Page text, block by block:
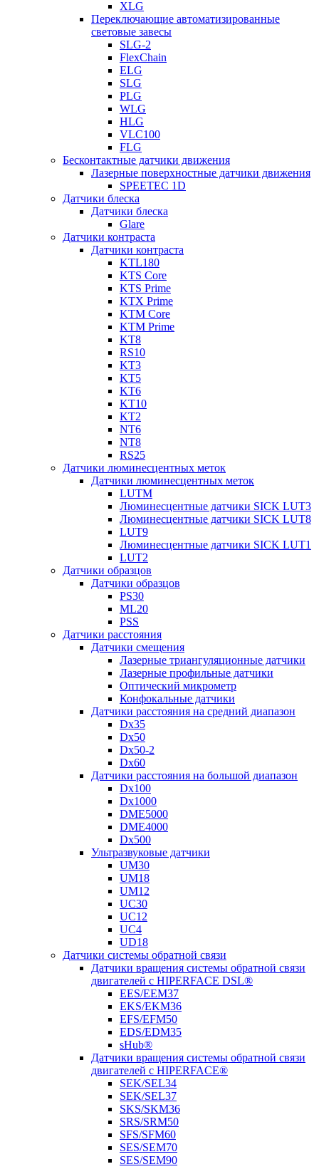
XLG
Переключающие автоматизированные
световые завесы
SLG-2
FlexChain
ELG
SLG
PLG
WLG
HLG
VLC100
FLG
Бесконтактные датчики движения
Лазерные поверхностные датчики движения
SPEETEC 1D
Датчики блеска
Датчики блеска
Glare
Датчики контраста
Датчики контраста
KTL180
KTS Core
KTS Prime
KTX Prime
KTM Core
KTM Prime
KT8
RS10
KT3
KT5
KT6
KT10
KT2
NT6
NT8
RS25
Датчики люминесцентных меток
Датчики люминесцентных меток
LUTM
Люминесцентные датчики SICK LUT3
Люминесцентные датчики SICK LUT8
LUT9
Люминесцентные датчики SICK LUT1
LUT2
Датчики образцов
Датчики образцов
PS30
ML20
PSS
Датчики расстояния
Датчики смещения
Лазерные триангуляционные датчики
Лазерные профильные датчики
Оптический микрометр
Конфокальные датчики
Датчики расстояния на средний диапазон
Dx35
Dx50
Dx50-2
Dx60
Датчики расстояния на большой диапазон
Dx100
Dx1000
DME5000
DME4000
Dx500
Ультразвуковые датчики
UM30
UM18
UM12
UC30
UC12
UC4
UD18
Датчики системы обратной связи
Датчики вращения системы обратной связи
двигателей с HIPERFACE DSL®
EES/EEM37
EKS/EKM36
EFS/EFM50
EDS/EDM35
sHub®
Датчики вращения системы обратной связи
двигателей с HIPERFACE®
SEK/SEL34
SEK/SEL37
SKS/SKM36
SRS/SRM50
SFS/SFM60
SES/SEM70
SES/SEM90